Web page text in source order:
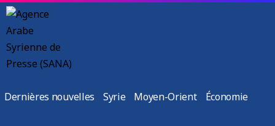
Dernières nouvelles Syrie Moyen-Orient Économie